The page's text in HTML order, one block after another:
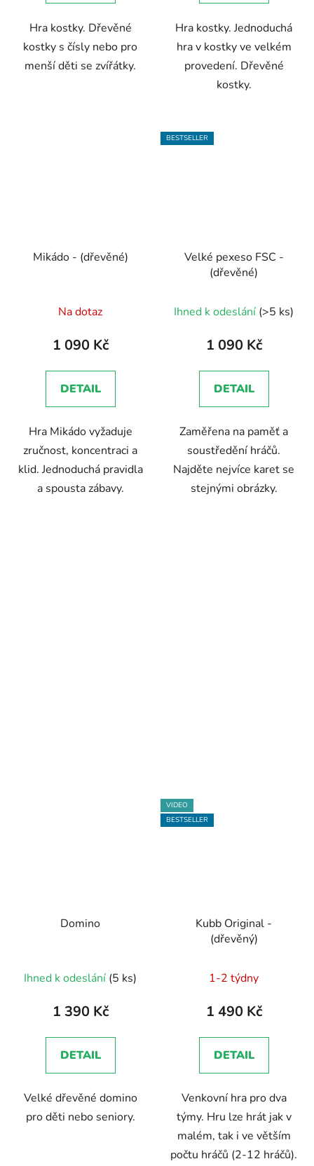
Hra kostky. Dřevěné
kostky s čísly nebo pro
menší děti se zvířátky.
hvězdiček.
Hra kostky. Jednoduchá
hra v kostky ve velkém
provedení. Dřevěné
kostky.
Mikádo - (dřevěné)
hodnocení
produktu
5,0
z
hvězdiček.
Na dotaz
1 090 Kč
DETAIL
Hra Mikádo vyžaduje
zručnost, koncentraci a
klid. Jednoduchá pravidla
a spousta zábavy.
BESTSELLER
Velké pexeso FSC -
(dřevěné)
Ihned k odeslání (>5 ks)
1 090 Kč
DETAIL
Zaměřena na paměť a
soustředění hráčů.
Najděte nejvíce karet se
stejnými obrázky.
Domino
hodnocení
produktu
5,0
z
hvězdiček.
Ihned k odeslání (5 ks)
1 390 Kč
DETAIL
Velké dřevěné domino
pro děti nebo seniory.
VIDEO
BESTSELLER
Kubb Original -
(dřevěný)
hodnocení
produktu
5,0
z
hvězdiček.
1-2 týdny
1 490 Kč
DETAIL
Venkovní hra pro dva
týmy. Hru lze hrát jak v
malém, tak i ve větším
počtu hráčů (2-12 hráčů).